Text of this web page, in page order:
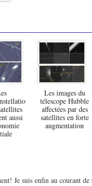
aussi
Les images du
télescope Hubble
affectées par des
satellites en forte
augmentation
Je suis enfin au courant de